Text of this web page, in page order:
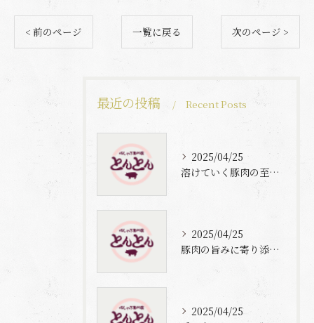
< 前のページ 一覧に戻る 次のページ >
最近の投稿 Recent Posts
2025/04/25
溶けていく豚肉の至福体験
2025/04/25
豚肉の旨みに寄り添う自家製梅出汁の魅力
2025/04/25